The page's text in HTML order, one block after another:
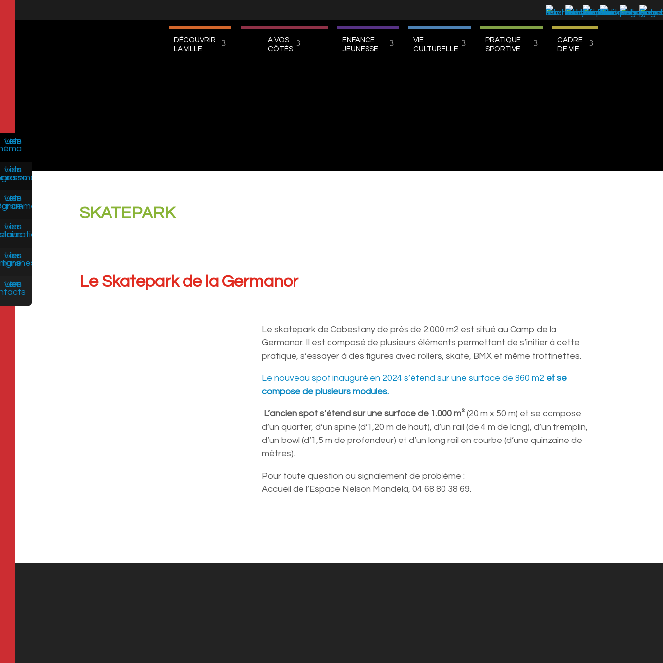
DÉCOUVRIR
LA VILLE
A VOS
CÔTÉS
ENFANCE
JEUNESSE
VIE
CULTURELLE
PRATIQUE
SPORTIVE
CADRE
DE VIE
SKATEPARK
Le Skatepark de la Germanor
Le skatepark de Cabestany de près de 2.000 m2 est situé au Camp de la
Germanor. Il est composé de plusieurs éléments permettant de s’initier à cette
pratique, s’essayer à des figures avec rollers, skate, BMX et même trottinettes.
Le nouveau spot inauguré en 2024 s’étend sur une surface de 860 m2 et se
compose de plusieurs modules.
L’ancien spot s’étend sur une surface de 1.000 m² (20 m x 50 m) et se compose
d’un quarter, d’un spine (d’1,20 m de haut), d’un rail (de 4 m de long), d’un tremplin,
d’un bowl (d’1,5 m de profondeur) et d’un long rail en courbe (d’une quinzaine de
mètres).
Pour toute question ou signalement de problème :
Accueil de l’Espace Nelson Mandela, 04 68 80 38 69.